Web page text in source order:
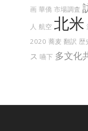
画 華僑 市場調査
人 航空 北米
2020 蕎麦 翻訳 歴
ス 嚥下 多文化